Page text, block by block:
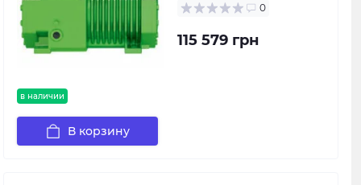
в наличии
0
115 579 грн
В корзину